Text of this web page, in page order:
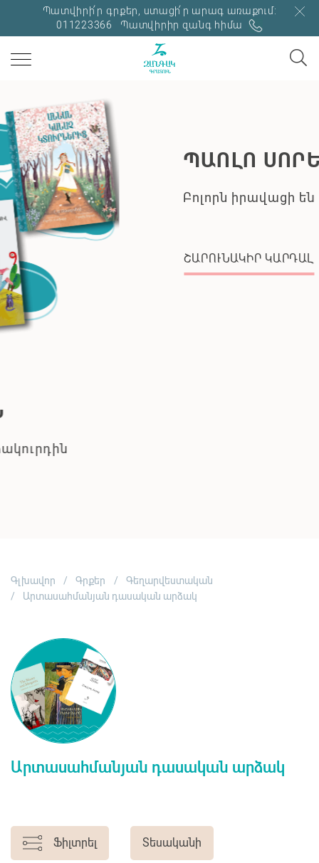
Պատվիրի՛ր գրքեր, ստացի՛ր արագ առաքում:
011223366
Պատվիրիր զանգ հիմա
ՊԱՈԼՈ ՍՈՐԵՆՏԻՆՈ
Գլխավոր Գրքեր
Գեղարվեստական
Արտասահմանյան դասական արձակ
Արտասահմանյան դասական արձակ
Ֆիլտրել Տեսականի